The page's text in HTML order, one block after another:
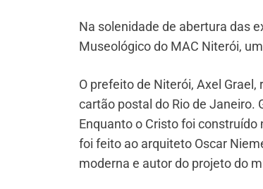
Na solenidade de abertura das
Museológico do MAC Niterói,
O prefeito de Niterói, Axel
cartão postal do Rio de Janeiro.
Enquanto o Cristo foi
foi feito ao arquiteto Oscar
moderna e autor do projeto do